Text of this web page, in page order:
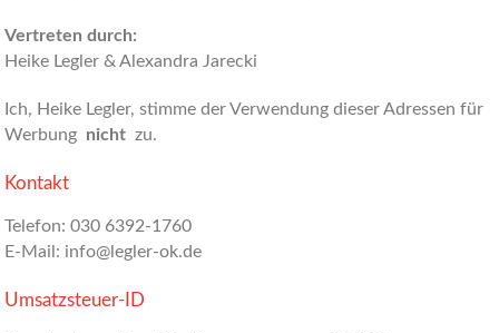
Vertreten durch:
Heike Legler & Alexandra Jarecki
Ich, Heike Legler, stimme der Verwendung dieser Adressen für
Werbung nicht zu.
Kontakt
Telefon: 030 6392-1760
E-Mail: info@legler-ok.de
Umsatzsteuer-ID